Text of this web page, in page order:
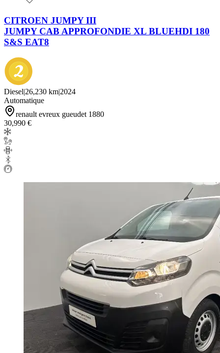
CITROEN JUMPY III
JUMPY CAB APPROFONDIE XL BLUEHDI 180
S&S EAT8
Diesel|26,230 km|2024
Automatique
renault evreux gueudet 1880
30,990 €